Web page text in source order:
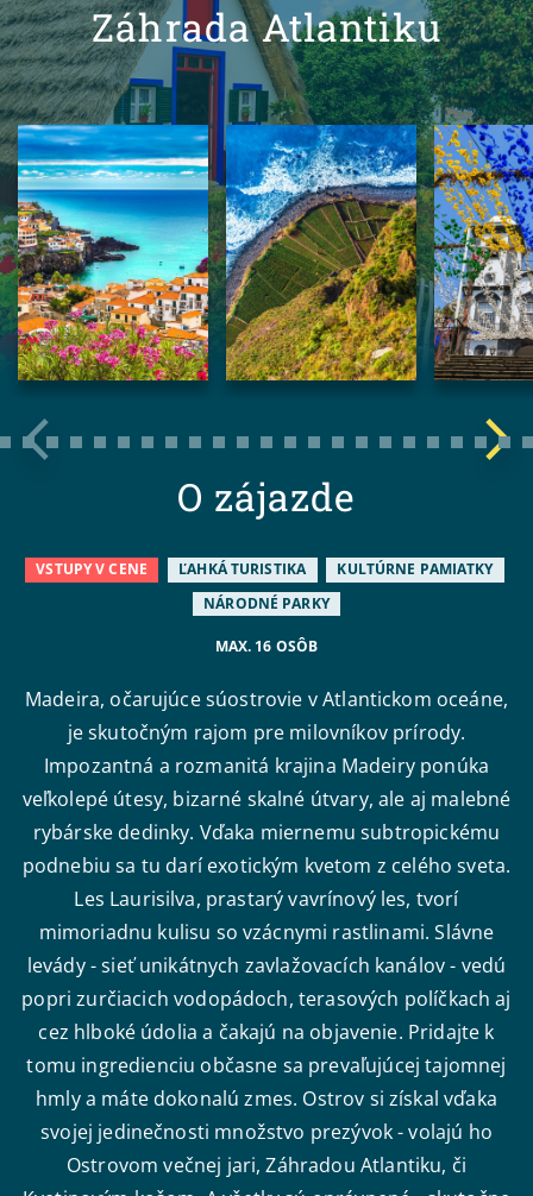
Záhrada Atlantiku
O zájazde
VSTUPY V CENE ĽAHKÁ TURISTIKA
KULTÚRNE PAMIATKY
NÁRODNÉ PARKY
MAX. 16 OSÔB
Madeira, očarujúce súostrovie v Atlantickom oceáne,
je skutočným rajom pre milovníkov prírody.
Impozantná a rozmanitá krajina Madeiry ponúka
veľkolepé útesy, bizarné skalné útvary, ale aj malebné
rybárske dedinky. Vďaka miernemu subtropickému
podnebiu sa tu darí exotickým kvetom z celého sveta.
Les Laurisilva, prastarý vavrínový les, tvorí
mimoriadnu kulisu so vzácnymi rastlinami. Slávne
levády - sieť unikátnych zavlažovacích kanálov - vedú
popri zurčiacich vodopádoch, terasových políčkach aj
cez hlboké údolia a čakajú na objavenie. Pridajte k
tomu ingredienciu občasne sa prevaľujúcej tajomnej
hmly a máte dokonalú zmes. Ostrov si získal vďaka
svojej jedinečnosti množstvo prezývok - volajú ho
Ostrovom večnej jari, Záhradou Atlantiku, či